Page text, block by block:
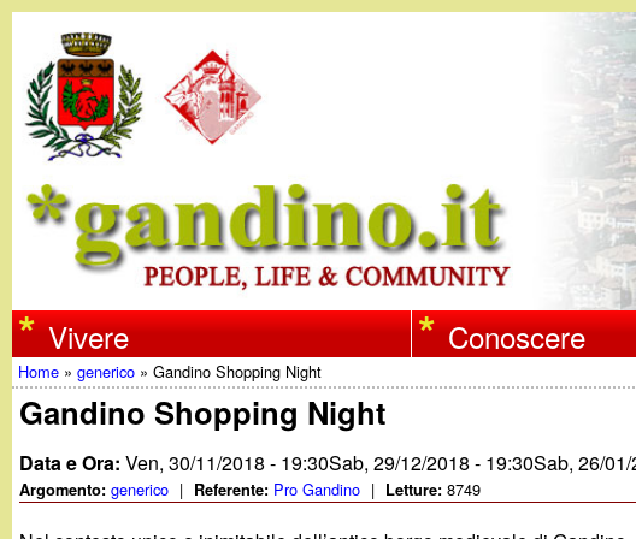
w
w
w
.
Vivere Conoscere
Tu
sei
qui
Home »generico »Gandino Shopping Night
Gandino Shopping Night
Data e Ora:Ven, 30/11/2018 - 19:30Sab, 29/12/2018 - 19:30Sab, 26/
Argomento:generico | Referente: Pro Gandino | Letture:8749